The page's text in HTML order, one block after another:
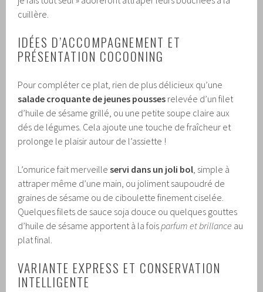
cuillère.
IDÉES D’ACCOMPAGNEMENT ET
PRÉSENTATION COCOONING
Pour compléter ce plat, rien de plus délicieux qu’une
salade croquante de jeunes pousses relevée d’un filet
d’huile de sésame grillé, ou une petite soupe claire aux
dés de légumes. Cela ajoute une touche de fraîcheur et
prolonge le plaisir autour de l’assiette !
L’omurice fait merveilleservi dans un joli bol, simple à
attraper même d’une main, ou joliment saupoudré de
graines de sésame ou de ciboulette finement ciselée.
Quelques filets de sauce soja douce ou quelques gouttes
d’huile de sésame apportent à la foisparfum et brillance au
plat final.
VARIANTE EXPRESS ET CONSERVATION
INTELLIGENTE